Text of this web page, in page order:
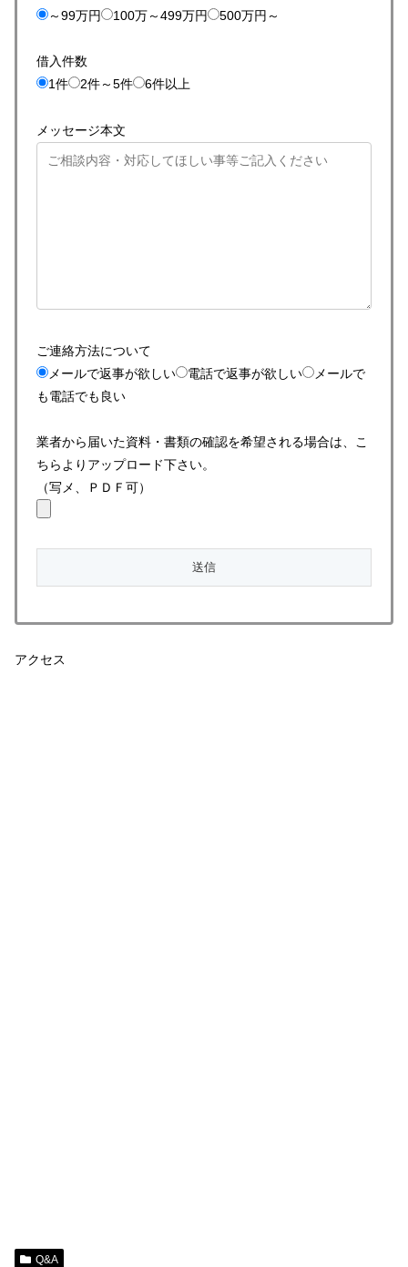
～99万円
100万～499万円 500万円～
借入件数
1件
2件～5件 6件以上
メッセージ本文
ご連絡方法について
メールで返事が欲しい
電話で返事が欲しい
メールで
も電話でも良い
業者から届いた資料・書類の確認を希望される場合は、こ
ちらよりアップロード下さい。
（写メ、ＰＤＦ可）
アクセス
Q&A